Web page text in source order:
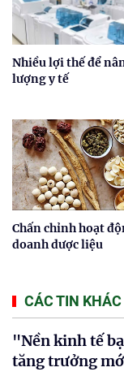
Nhiều lợi thế để
lượng y tế
Chấn chỉnh hoạt
doanh dược liệu
CÁC TIN KHÁC
"Nền kinh tế
tăng trưởng